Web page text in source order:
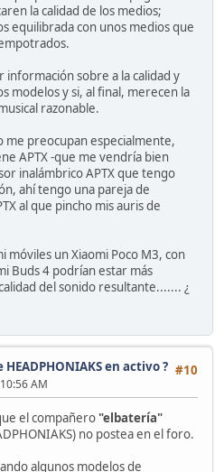
la calidad de los medios;
equilibrada con unos medios que
información sobre a la calidad y
modelos y si, al final, merecen la
razonable.
me preocupan especialmente,
APTX -que me vendría bien
inalámbrico APTX que tengo
ahí tengo una pareja de
al que pincho mis auris de
móviles un Xiaomi Poco M3, con
Buds 4 podrían estar más
del sonido resultante....... ¿
#10
HEADPHONIAKS en activo ?
AM
el compañero "elbatería"
no postea en el foro.
algunos modelos de